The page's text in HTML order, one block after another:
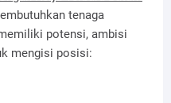
tenaga
potensi, ambisi
mengisi posisi: